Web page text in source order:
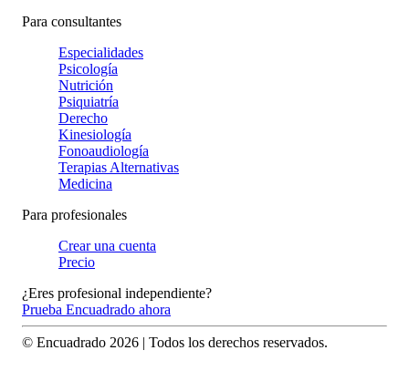
Para consultantes
Especialidades
Psicología
Nutrición
Psiquiatría
Derecho
Kinesiología
Fonoaudiología
Terapias Alternativas
Medicina
Para profesionales
Crear una cuenta
Precio
¿Eres profesional independiente?
Prueba Encuadrado ahora
© Encuadrado 2026 | Todos los derechos reservados.